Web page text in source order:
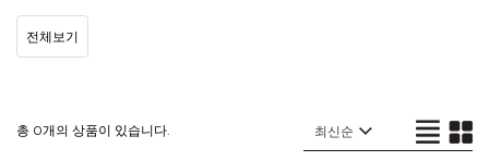
전체보기
총 0개의 상품이 있습니다.